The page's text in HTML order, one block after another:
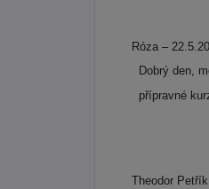
Róza –
Dobrý den,
přípravné
Theodor